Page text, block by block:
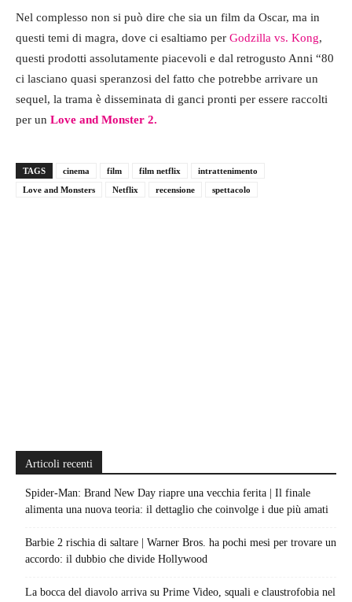
Nel complesso non si può dire che sia un film da Oscar, ma in
questi temi di magra, dove ci esaltiamo per Godzilla vs. Kong,
questi prodotti assolutamente piacevoli e dal retrogusto Anni “80
ci lasciano quasi speranzosi del fatto che potrebbe arrivare un
sequel, la trama è disseminata di ganci pronti per essere raccolti
per un Love and Monster 2.
TAGS cinema film film netflix
intrattenimento
Love and Monsters
Netflix recensione spettacolo
Articoli recenti
Spider-Man: Brand New Day riapre una vecchia ferita | Il finale
alimenta una nuova teoria: il dettaglio che coinvolge i due più amati
Barbie 2 rischia di saltare | Warner Bros. ha pochi mesi per trovare un
accordo: il dubbio che divide Hollywood
La bocca del diavolo arriva su Prime Video, squali e claustrofobia nel